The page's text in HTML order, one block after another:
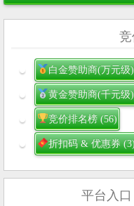
竞
白金赞助商(万元级)
黄金赞助商(千元级)
竞价排名榜(56)
折扣码 & 优惠券
平台入